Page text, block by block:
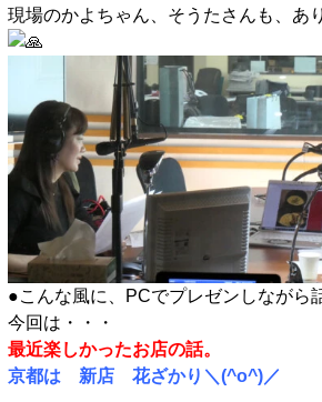
現場のかよちゃん、そうたさんも、あ
●こんな風に、PCでプレゼンしながら
今回は・・・
最近楽しかったお店の話。
京都は 新店 花ざかり＼(^o^)／